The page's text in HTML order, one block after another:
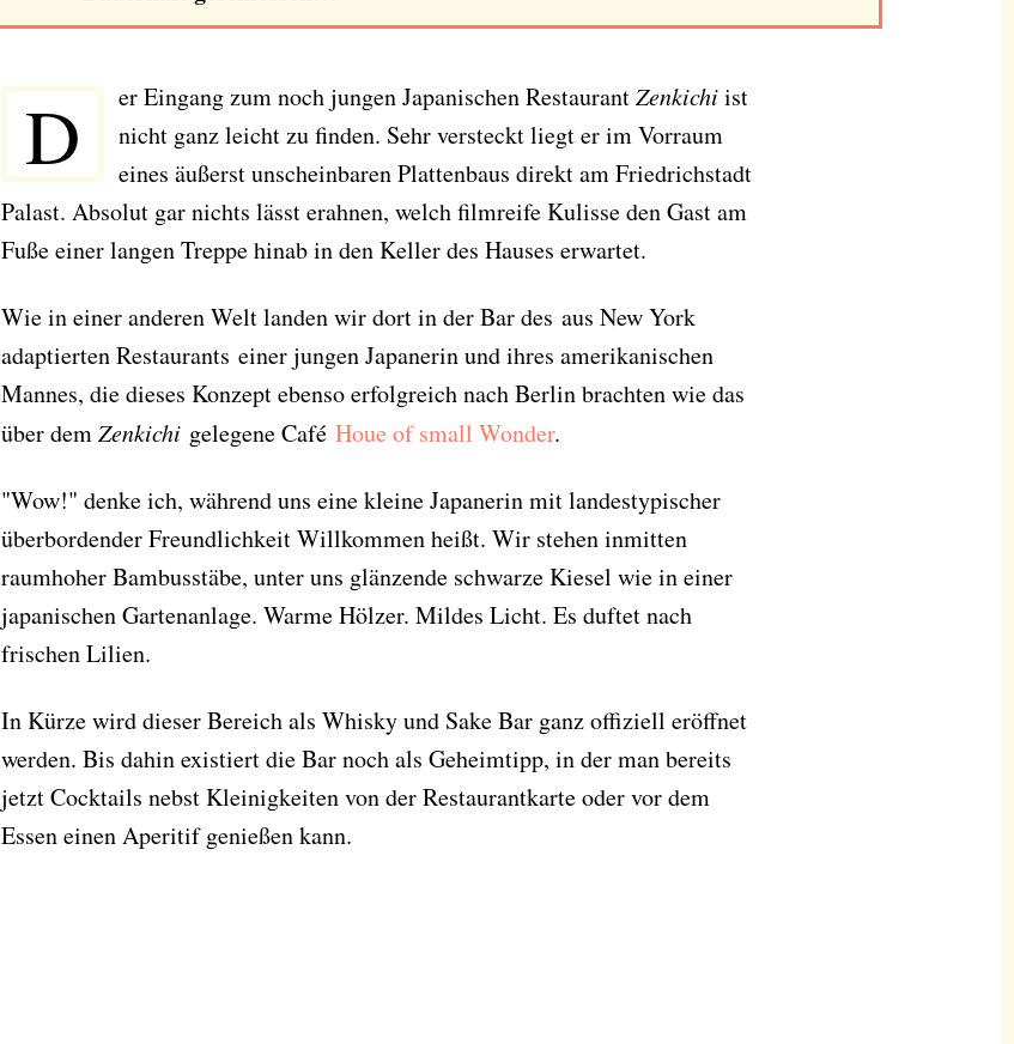
Der Eingang zum noch jungen Japanischen RestaurantZenkichiist
nicht ganz leicht zu finden. Sehr versteckt liegt er im Vorraum
eines äußerst unscheinbaren Plattenbaus direkt am Friedrichstadt
Palast. Absolut gar nichts lässt erahnen, welch filmreife Kulisse den Gast am
Fuße einer langen Treppe hinab in den Keller des Hauses erwartet.
Wie in einer anderen Welt landen wir dort in der Bar des aus New York
adaptierten Restaurants einer jungen Japanerin und ihres amerikanischen
Mannes, die dieses Konzept ebenso erfolgreich nach Berlin brachten wie das
über demZenkichi gelegene Café Houe of small Wonder.
"Wow!" denke ich, während uns eine kleine Japanerin mit landestypischer
überbordender Freundlichkeit Willkommen heißt. Wir stehen inmitten
raumhoher Bambusstäbe, unter uns glänzende schwarze Kiesel wie in einer
japanischen Gartenanlage. Warme Hölzer. Mildes Licht. Es duftet nach
frischen Lilien.
In Kürze wird dieser Bereich als Whisky und Sake Bar ganz offiziell eröffnet
werden. Bis dahin existiert die Bar noch als Geheimtipp, in der man bereits
jetzt Cocktails nebst Kleinigkeiten von der Restaurantkarte oder vor dem
Essen einen Aperitif genießen kann.